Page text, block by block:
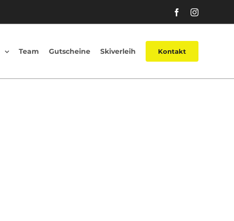
FacebookInstagram
Team Gutscheine Skiverleih Kontakt